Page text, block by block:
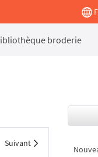
broderie
Suivant